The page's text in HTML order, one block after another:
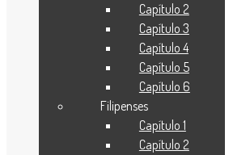
Este sueño es
gracias a sus
oraciones y al
Capítulo 2
Capítulo 3
Capítulo 4
Capítulo 5
Capítulo 6
Filipenses
Capítulo 1
Capítulo 2